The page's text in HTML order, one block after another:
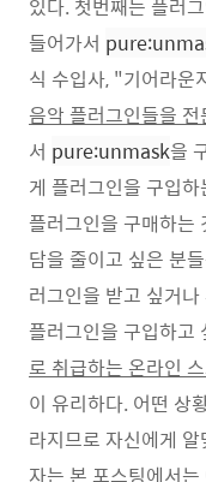
있다. 첫번째는 플러
들어가서
식 수입사, "기어라운
음악 플러그인들을
서 pure:unmask을
게 플러그인을 구입
플러그인을 구매하는
담을 줄이고 싶은 분
러그인을 받고 싶거
플러그인을 구입하고
로 취급하는 온라인
이 유리하다. 어떤 상
라지므로 자신에게
자는 본 포스팅에서